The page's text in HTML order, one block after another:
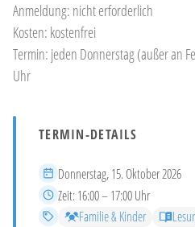
Anmeldung: nicht erforderlich
Kosten: kostenfrei
Termin: jeden Donnerstag (außer an
Uhr
TERMIN-DETAILS
Datum
Donnerstag, 15. Oktober 2026
Zeit
Zeit:16:00 – 17:00 Uhr
Kategorien
Familie & Kinder